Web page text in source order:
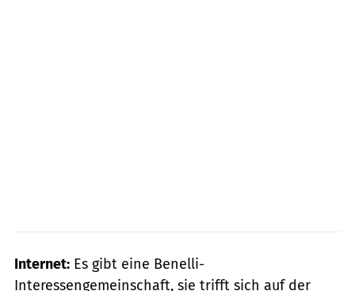
Internet: Es gibt eine Benelli-
Interessengemeinschaft, sie trifft sich auf der